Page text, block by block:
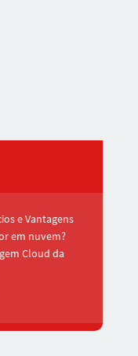
e Vantagens
em nuvem?
Cloud da